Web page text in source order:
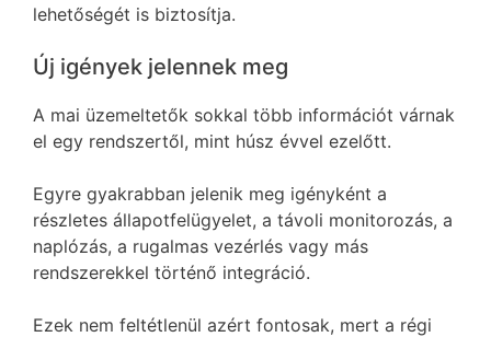
lehetőségét is biztosítja.
Új igények jelennek meg
A mai üzemeltetők sokkal több információt várnak
el egy rendszertől, mint húsz évvel ezelőtt.
Egyre gyakrabban jelenik meg igényként a
részletes állapotfelügyelet, a távoli monitorozás, a
naplózás, a rugalmas vezérlés vagy más
rendszerekkel történő integráció.
Ezek nem feltétlenül azért fontosak, mert a régi